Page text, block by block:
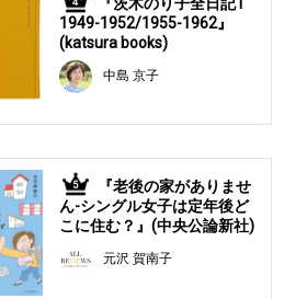
4
1949-1952/1955-1962』
(katsura books)
中島 京子
5
『老後の家がありませ
ん-シングル女子は定年後ど
こに住む？』(中央公論新社)
元沢 賀南子